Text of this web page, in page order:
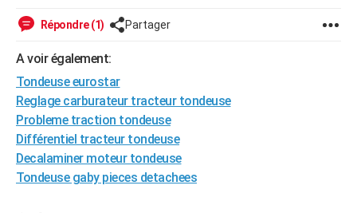
Destinations
City break
Voyage nature
Voyage de noces
Forum
Climat
BONS PLANS
CARTE DE VOEUX
Carte de Noël
Carte Bonne année
Carte Saint-Valentin
Carte Pâques
Carte d'anniversaire
DICTIONNAIRE
Répondre (1) Partager
A voir également:
Tondeuse eurostar
Reglage carburateur tracteur tondeuse
Probleme traction tondeuse
Différentiel tracteur tondeuse
Decalaminer moteur tondeuse
Tondeuse gaby pieces detachees